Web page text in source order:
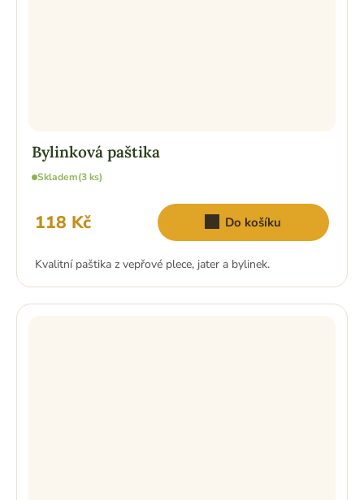
Bylinková paštika
Skladem(3 ks)
118 Kč Do košíku
Kvalitní paštika z vepřové plece, jater a bylinek.